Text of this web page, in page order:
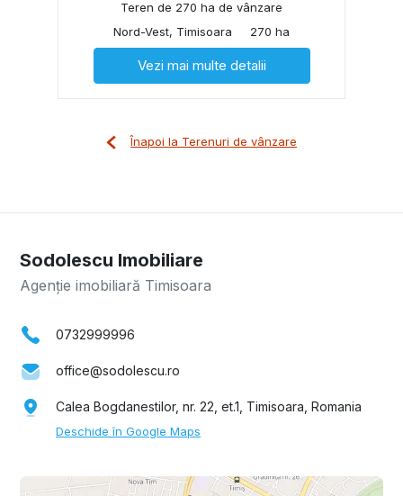
Teren de 270 ha de vânzare
Nord-Vest, Timisoara
270 ha
Vezi mai multe detalii
Înapoi la Terenuri de vânzare
Sodolescu Imobiliare
Agenție imobiliară Timisoara
0732999996
office@sodolescu.ro
Calea Bogdanestilor, nr. 22, et.1, Timisoara, Romania
Deschide în Google Maps